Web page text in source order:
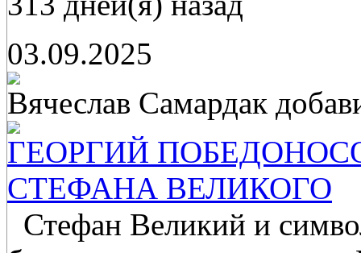
03.09.2025
Вячеслав Самардак
ГЕОРГИЙ
СТЕФАНА ВЕЛИКОГО
Стефан Великий и